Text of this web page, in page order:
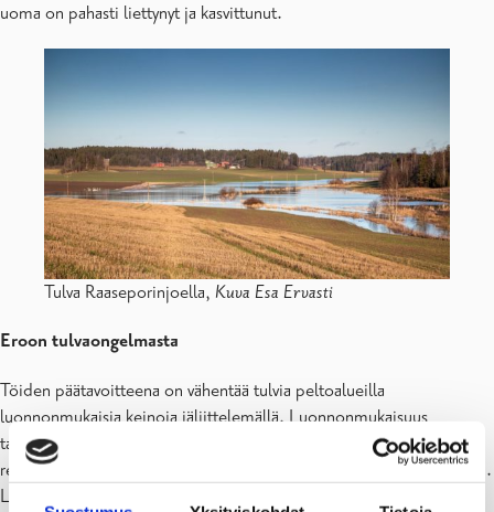
uoma on pahasti liettynyt ja kasvittunut.
Tulva Raaseporinjoella, Kuva Esa Ervasti
Eroon tulvaongelmasta
Töiden päätavoitteena on vähentää tulvia peltoalueilla
luonnonmukaisia keinoja jäljittelemällä. Luonnonmukaisuus
tarkoittaa sitä, että uomaan rakennetaan kaksitasouoma, jonka
reunoille tulee tulvatasanteita, johon tulviva vesi mahtuu nousemaan.
Lisäksi uomaan on suunniteltu kaksi kosteikkoa ja pohjakynnyksiä,